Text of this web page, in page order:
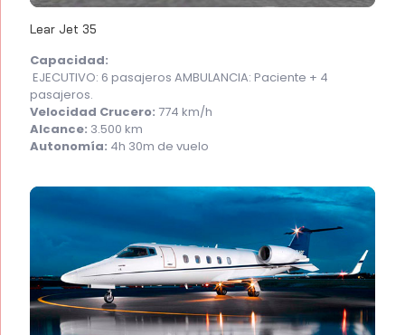
Lear Jet 35
Capacidad:
EJECUTIVO: 6 pasajeros AMBULANCIA: Paciente + 4
pasajeros.
Velocidad Crucero: 774 km/h
Alcance: 3.500 km
Autonomía: 4h 30m de vuelo